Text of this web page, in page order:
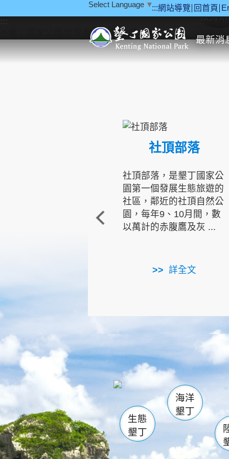
:::網站導覽 回首頁
Select Language ▼
最新消
::: 教育
社頂部落
社頂部落，是墾丁國家公
園第一個發展生態旅遊的
社區，鄰近的社頂自然公
園，每年9、10月間，數
以萬計的赤腹鷹及灰 ...
詳全文
龜山 海生館
恆春
龍鑾潭自
瓊麻館
關山
白砂
生態
墾丁
海洋
墾丁